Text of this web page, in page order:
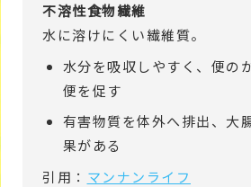
不溶性食物繊維
水に溶けにくい繊維質。
水分を吸収しやすく、便の
便を促す
有害物質を体外へ排出、大
果がある
引用： マンナンライフ